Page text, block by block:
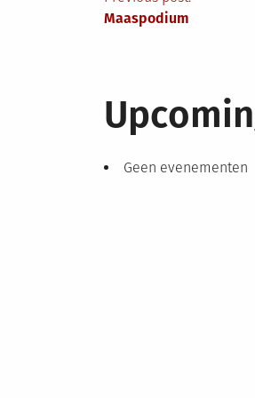
Maaspodium
Geen evenementen